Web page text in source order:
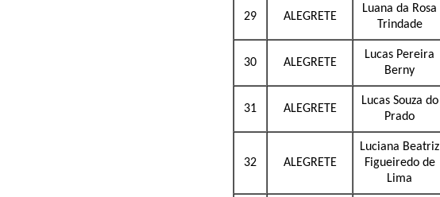
29 ALEGRETE
Luana da Rosa
Trindade
30 ALEGRETE
Lucas Pereira
Berny
31 ALEGRETE
Lucas Souza do
Prado
32 ALEGRETE
Luciana Beatriz
Figueiredo de
Lima